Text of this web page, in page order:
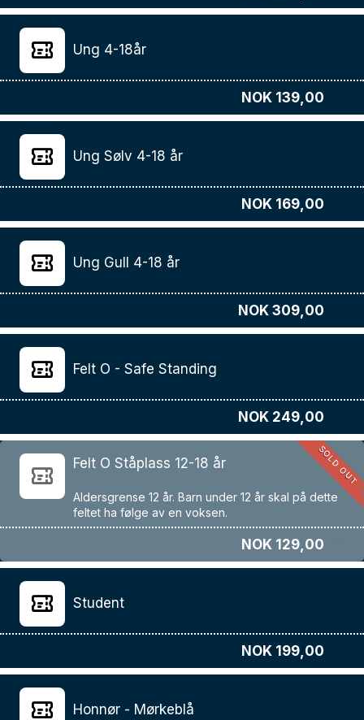
Ung 4-18år
NOK 139,00
Ung Sølv 4-18 år
NOK 169,00
Ung Gull 4-18 år
NOK 309,00
Felt O - Safe Standing
NOK 249,00
Felt O Ståplass 12-18 år
Aldersgrense 12 år. Barn under 12 år skal på dette
NOK 129,00
SOLD OUT
Student
NOK 199,00
Honnør - Mørkeblå